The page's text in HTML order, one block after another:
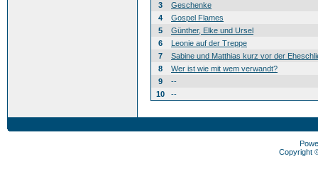
3
Geschenke
4
Gospel Flames
5
Günther, Elke und Ursel
6
Leonie auf der Treppe
7
Sabine und Matthias kurz vor der
8
Wer ist wie mit wem verwandt?
9
--
10
--
Copyright